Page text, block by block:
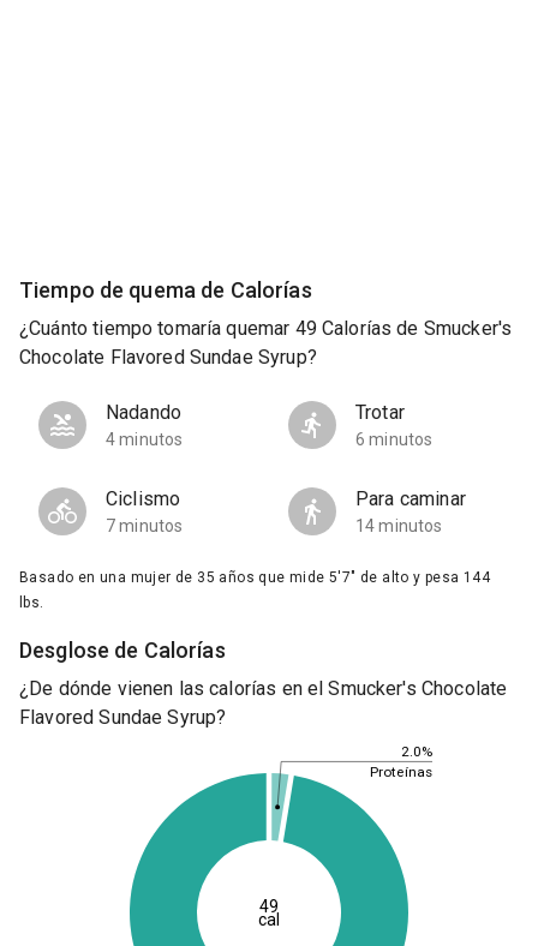
Tiempo de quema de Calorías
¿Cuánto tiempo tomaría quemar 49 Calorías de Smucker's
Chocolate Flavored Sundae Syrup?
Nadando
4 minutos
Trotar
6 minutos
Ciclismo
7 minutos
Para caminar
14 minutos
Basado en una mujer de 35 años que mide 5'7" de alto y pesa 144
lbs.
Desglose de Calorías
¿De dónde vienen las calorías en el Smucker's Chocolate
Flavored Sundae Syrup?
2.0%
Proteínas
49
cal